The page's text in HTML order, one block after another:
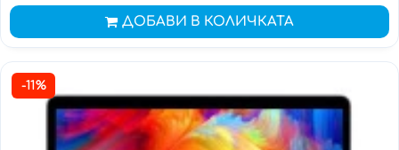
ДОБАВИ В КОЛИЧКАТА
-11%